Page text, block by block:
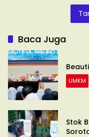
Baca Juga
UMKM
Stok